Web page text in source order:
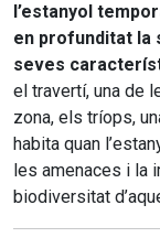
l’estanyol
en profunditat la
seves
el travertí, una de
zona, els tríops,
habita quan
les amenaces i la
biodiversitat